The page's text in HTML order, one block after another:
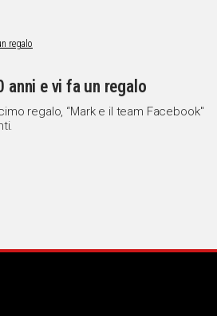
anni e vi fa un regalo
regalo, “Mark e il team Facebook"